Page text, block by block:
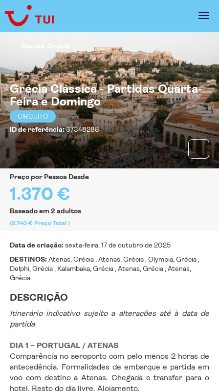
Grécia Clássica - Partidas Quarta-
Feira e Domingo
CIRCUITO
ID de referência:37348288
Preço por Pessoa Desde
1.370 €
Baseado em 2 adultos
(2.740 € Preço Total )
Data de criação:sexta-feira, 17 de outubro de 2025
DESTINOS:Atenas, Grécia , Atenas, Grécia , Olympia, Grécia ,
Delphi, Grécia , Kalambaka, Grécia , Atenas, Grécia , Atenas,
Grécia
DESCRIÇÃO
Itinerário indicativo sujeito a alterações até à data de
partida
DIA 1 – PORTUGAL / ATENAS
Comparência no aeroporto com pelo menos 2 horas de
antecedência. Formalidades de embarque e partida em
voo com destino a Atenas. Chegada e transfer para o
hotel. Resto do dia livre. Alojamento.